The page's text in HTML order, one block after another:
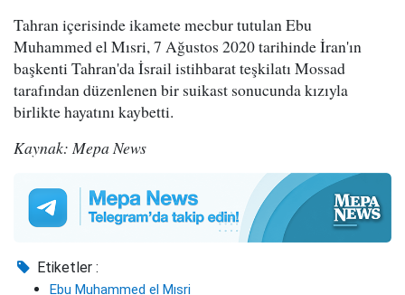
Tahran içerisinde ikamete mecbur tutulan Ebu
Muhammed el Mısri, 7 Ağustos 2020 tarihinde İran'ın
başkenti Tahran'da İsrail istihbarat teşkilatı Mossad
tarafından düzenlenen bir suikast sonucunda kızıyla
birlikte hayatını kaybetti.
Kaynak: Mepa News
Etiketler :
Ebu Muhammed el Mısri